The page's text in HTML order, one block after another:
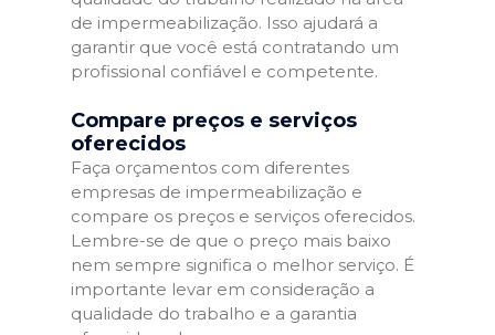
de impermeabilização. Isso ajudará a
garantir que você está contratando um
profissional confiável e competente.
Compare preços e serviços
oferecidos
Faça orçamentos com diferentes
empresas de impermeabilização e
compare os preços e serviços oferecidos.
Lembre-se de que o preço mais baixo
nem sempre significa o melhor serviço. É
importante levar em consideração a
qualidade do trabalho e a garantia